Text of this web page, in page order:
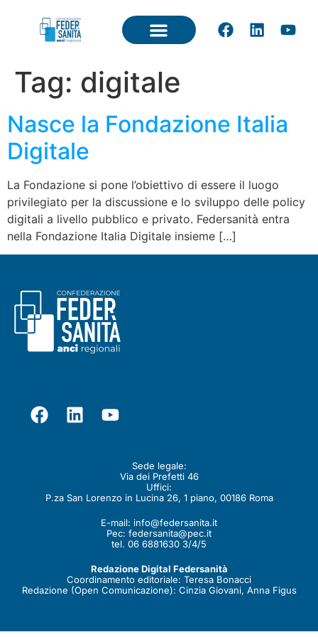
Tag: digitale
Nasce la Fondazione Italia
Digitale
La Fondazione si pone l’obiettivo di essere il luogo
privilegiato per la discussione e lo sviluppo delle policy
digitali a livello pubblico e privato. Federsanità entra
nella Fondazione Italia Digitale insieme […]
Sede legale:
Via dei Prefetti 46
Uffici:
P.za San Lorenzo in Lucina 26, 1 piano, 00186 Roma
E-mail: info@federsanita.it
Pec: federsanita@pec.it
tel. 06 6881630 3/4/5
Redazione Digital Federsanità
Coordinamento editoriale: Teresa Bonacci
Redazione (Open Comunicazione): Cinzia Giovani, Anna Figus